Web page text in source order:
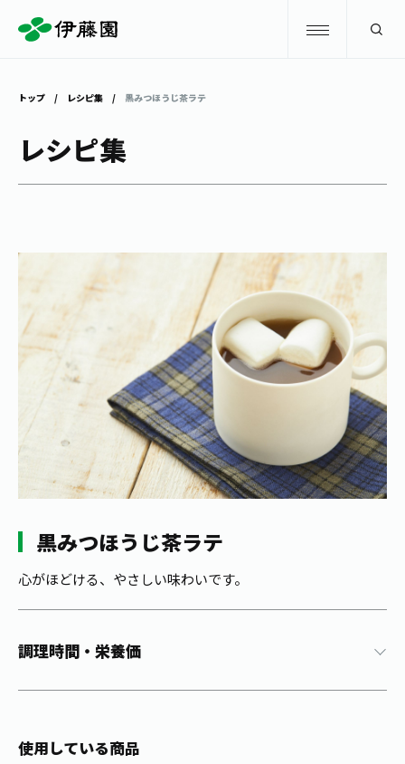
お〜いお茶
健康ミネラルむぎ茶
TULLY'S COFFEE
1日分の野菜
商品情報
ブランドから探す
カテゴリーから探す
キーワードから探す
お茶を知る・楽しむ
お茶を知る・楽しむ
お茶を楽しむ
お茶のいれ方
動画ギャラリー
レシピ集
体験・イベント
体験・イベント
見学・体験
工場見学
お茶の複合型博物館
食育・イベント
未来の桜プロジェクト
店舗・通販
店舗・通販
伊藤園の店舗トップ
茶寮伊藤園
店舗検索
THE ITOEN
お客様相談室
企業情報 GLOBAL
トップ レシピ集 黒みつほうじ茶ラテ
レシピ集
黒みつほうじ茶ラテ
心がほどける、やさしい味わいです。
調理時間・栄養価
使用している商品